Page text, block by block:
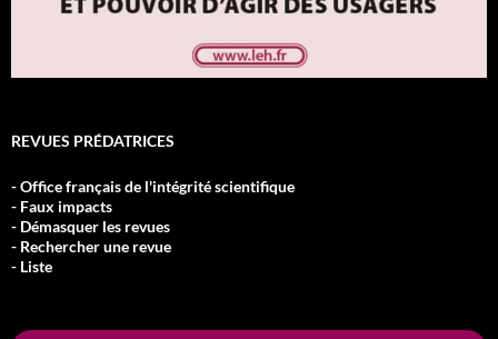
REVUES PRÉDATRICES
- Office français de l'intégrité scientifique
- Faux impacts
- Démasquer les revues
- Rechercher une revue
- Liste